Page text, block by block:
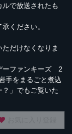
で放送されたも
ください。
だけなくなりま
ーファンキーズ 2
手をまるごと煮込
」でもご覧いた